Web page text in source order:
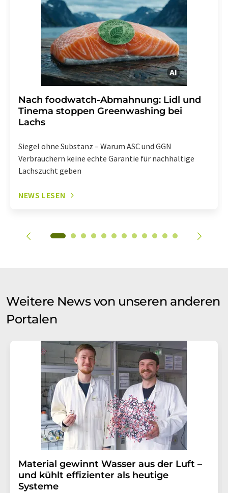
widerrufen. Zudem ist in jeder E-Mail ein Link zur
Abbestellung des entsprechenden Newsletters
enthalten.
Nach foodwatch-Abmahnung: Lidl und
Tinema stoppen Greenwashing bei
Lachs
Siegel ohne Substanz – Warum ASC und GGN
Verbrauchern keine echte Garantie für nachhaltige
Lachszucht geben
NEWS LESEN
Weitere News von unseren anderen
Portalen
Material gewinnt Wasser aus der Luft –
und kühlt effizienter als heutige
Systeme